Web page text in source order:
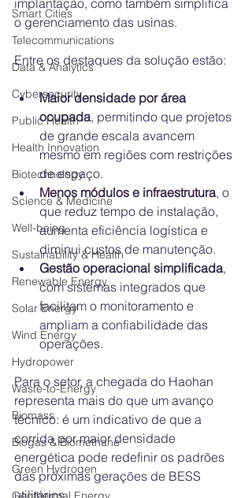
Smart Cities
Telecommunications
Data & Analytics
Cybersecurity
Public Health
Health Innovation
Biotechnology
Science & Medicine
Well-being
Sustainability & Health
Renewable Energy
Solar Energy
Wind Energy
Hydropower
Waste-to-Energy
Biomass
Biogas & Biomethane
Green Hydrogen
o gerenciamento das usinas.
Entre os destaques da solução estão:
Maior densidade por área
ocupada, permitindo que projetos
de grande escala avancem
mesmo em regiões com restrições
de espaço.
Menos módulos e infraestrutura, o
que reduz tempo de instalação,
aumenta eficiência logística e
diminui custos de manutenção.
Gestão operacional simplificada,
com sistemas integrados que
facilitam o monitoramento e
ampliam a confiabilidade das
operações.
Para o setor, a chegada do Haohan
representa mais do que um avanço
técnico: é um indicativo de que a
corrida por maior densidade
energética pode redefinir os padrões
das próximas gerações de BESS
utilitários.